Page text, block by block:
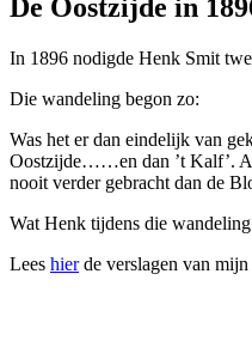
De Oostzijde in
In 1896 nodigde Henk Smit
Die wandeling begon zo:
Was het er dan eindelijk van
Oostzijde……en dan ’t Kalf’.
nooit verder gebracht dan de
Wat Henk tijdens die
Lees hierde verslagen van mijn